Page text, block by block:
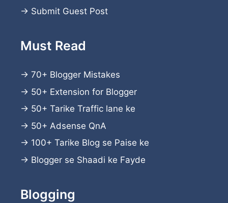
→ Submit Guest Post
Must Read
→ 70+ Blogger Mistakes
→ 50+ Extension for Blogger
→ 50+ Tarike Traffic lane ke
→ 50+ Adsense QnA
→ 100+ Tarike Blog se Paise ke
→ Blogger se Shaadi ke Fayde
Blogging